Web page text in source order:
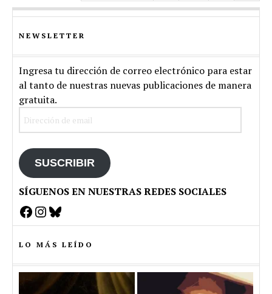
NEWSLETTER
Ingresa tu dirección de correo electrónico para estar
al tanto de nuestras nuevas publicaciones de manera
gratuita.
SUSCRIBIR
SÍGUENOS EN NUESTRAS REDES SOCIALES
Facebook
Instagram
Bluesky
LO MÁS LEÍDO